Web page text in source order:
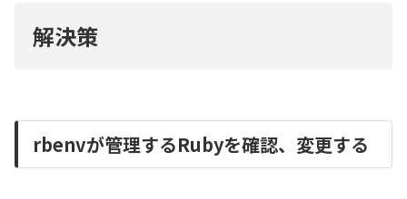
解決策
rbenvが管理するRubyを確認、変更する